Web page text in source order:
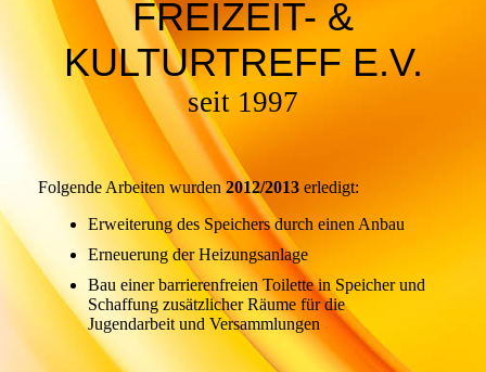
FREIZEIT- &
KULTURTREFF E.V.
seit 1997
Folgende Arbeiten wurden2012/2013 erledigt:
Erweiterung des Speichers durch einen Anbau
Erneuerung der Heizungsanlage
Bau einer barrierenfreien Toilette in Speicher und
Schaffung zusätzlicher Räume für die
Jugendarbeit und Versammlungen